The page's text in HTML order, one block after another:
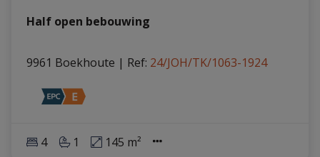
Half open bebouwing
9961 Boekhoute | Ref: 24/JOH/TK/1063-1924
4 1 145 m²